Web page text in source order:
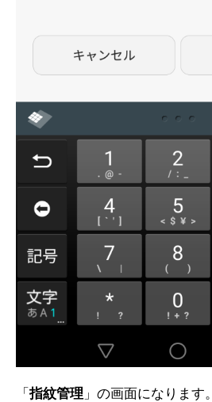
「 指紋管理 」の画面になります。